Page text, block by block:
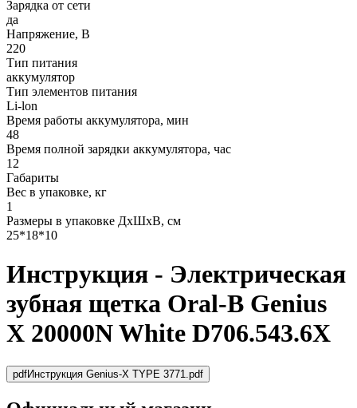
Зарядка от сети
да
Напряжение, В
220
Тип питания
аккумулятор
Тип элементов питания
Li-lon
Время работы аккумулятора, мин
48
Время полной зарядки аккумулятора, час
12
Габариты
Вес в упаковке, кг
1
Размеры в упаковке ДxШxВ, см
25*18*10
Инструкция - Электрическая
зубная щетка Oral-B Genius
X 20000N White D706.543.6X
pdfИнструкция Genius-X TYPE 3771.pdf